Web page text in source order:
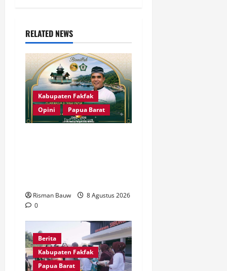
g
a
t
i
o
RELATED NEWS
Kabupaten Fakfak
Opini
Papua Barat
Risman Bauw
8 Agustus 2026
0
Berita
Kabupaten Fakfak
Papua Barat